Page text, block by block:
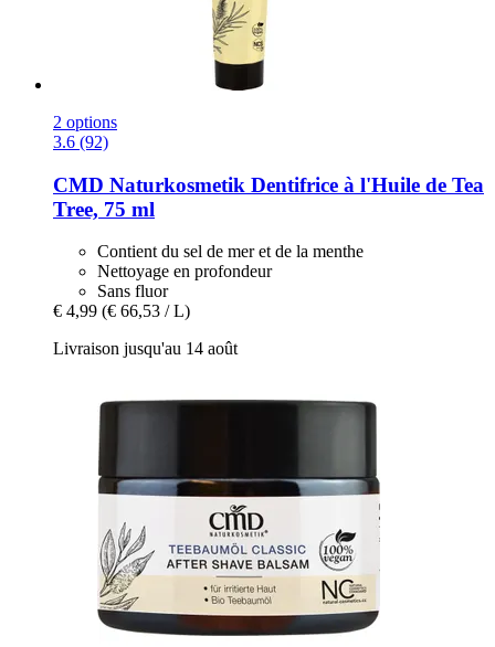
2 options
3.6 (92)
CMD Naturkosmetik Dentifrice à l'Huile de Tea
Tree, 75 ml
Contient du sel de mer et de la menthe
Nettoyage en profondeur
Sans fluor
€ 4,99 (€ 66,53 / L)
Livraison jusqu'au 14 août